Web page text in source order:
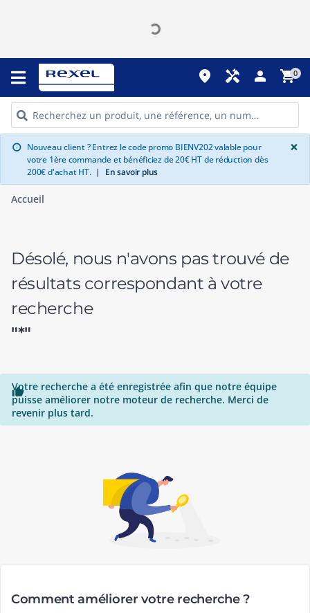
place handyman person shopping_cart0
info Nouveau client ? Entrez le code promo BIENV202 valable pour
votre 1ère commande et bénéficiez de 20€ HT de réduction dès
200€ d'achat HT. | En savoir plus
×
Accueil
Désolé, nous n'avons pas trouvé de
résultats correspondant à votre
recherche
"*"

Votre recherche a été enregistrée afin que notre équipe
puisse améliorer notre moteur de recherche. Merci de
revenir plus tard.
Comment améliorer votre recherche ?